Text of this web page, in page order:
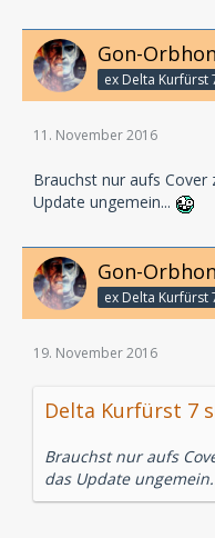
Gon-Orbhon
ex Delta Kurfürst
11. November 2016
Brauchst nur aufs Cover
Update ungemein...
Gon-Orbhon
ex Delta Kurfürst
19. November 2016
Delta Kurfürst 7
Brauchst nur aufs
das Update